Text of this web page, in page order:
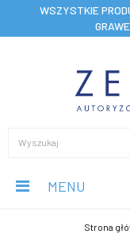
WSZYSTKIE
MENU
Strona